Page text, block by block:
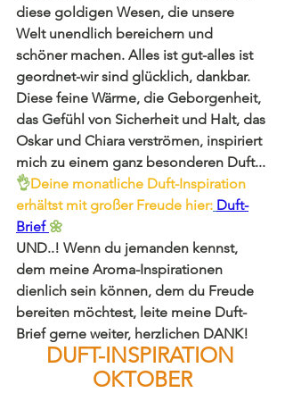
diese goldigen Wesen, die unsere
Welt unendlich bereichern und
schöner machen. Alles ist gut-alles ist
geordnet-wir sind glücklich, dankbar.
Diese feine Wärme, die Geborgenheit,
das Gefühl von Sicherheit und Halt, das
Oskar und Chiara verströmen, inspiriert
mich zu einem ganz besonderen Duft...
👌Deine monatliche Duft-Inspiration
erhältst mit großer Freude hier: Duft-
Brief 🌼
UND..! Wenn du jemanden kennst,
dem meine Aroma-Inspirationen
dienlich sein können, dem du Freude
bereiten möchtest, leite meine Duft-
Brief gerne weiter, herzlichen DANK!
DUFT-INSPIRATION
OKTOBER